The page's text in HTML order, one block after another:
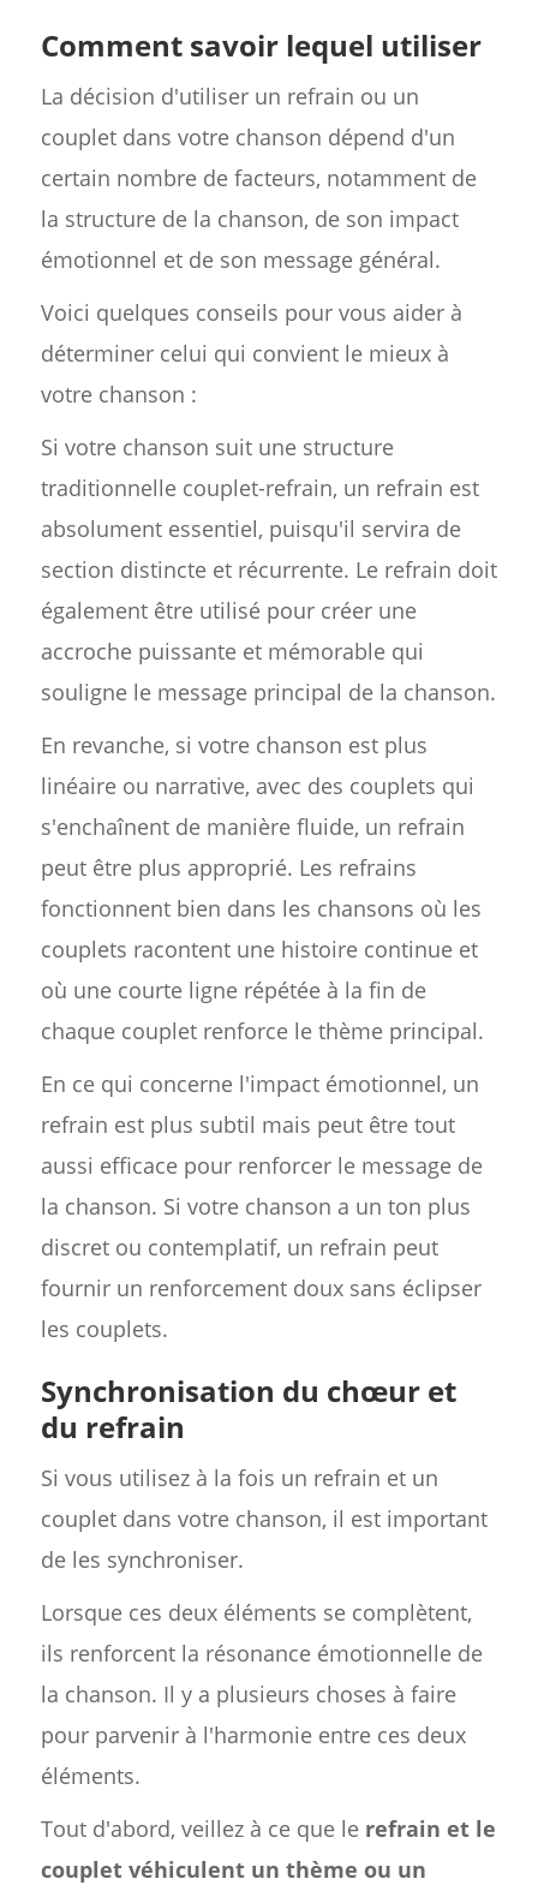
Comment savoir lequel utiliser
La décision d'utiliser un refrain ou un
couplet dans votre chanson dépend d'un
certain nombre de facteurs, notamment de
la structure de la chanson, de son impact
émotionnel et de son message général.
Voici quelques conseils pour vous aider à
déterminer celui qui convient le mieux à
votre chanson :
Si votre chanson suit une structure
traditionnelle couplet-refrain, un refrain est
absolument essentiel, puisqu'il servira de
section distincte et récurrente. Le refrain doit
également être utilisé pour créer une
accroche puissante et mémorable qui
souligne le message principal de la chanson.
En revanche, si votre chanson est plus
linéaire ou narrative, avec des couplets qui
s'enchaînent de manière fluide, un refrain
peut être plus approprié. Les refrains
fonctionnent bien dans les chansons où les
couplets racontent une histoire continue et
où une courte ligne répétée à la fin de
chaque couplet renforce le thème principal.
En ce qui concerne l'impact émotionnel, un
refrain est plus subtil mais peut être tout
aussi efficace pour renforcer le message de
la chanson. Si votre chanson a un ton plus
discret ou contemplatif, un refrain peut
fournir un renforcement doux sans éclipser
les couplets.
Synchronisation du chœur et
du refrain
Si vous utilisez à la fois un refrain et un
couplet dans votre chanson, il est important
de les synchroniser.
Lorsque ces deux éléments se complètent,
ils renforcent la résonance émotionnelle de
la chanson. Il y a plusieurs choses à faire
pour parvenir à l'harmonie entre ces deux
éléments.
Tout d'abord, veillez à ce que le refrain et le
couplet véhiculent un thème ou un